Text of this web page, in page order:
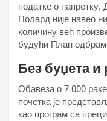
податке о
Полард није навео
количину већ
будући План
Без буџета и
Обавеза о 7.000
почетка је
као програм са